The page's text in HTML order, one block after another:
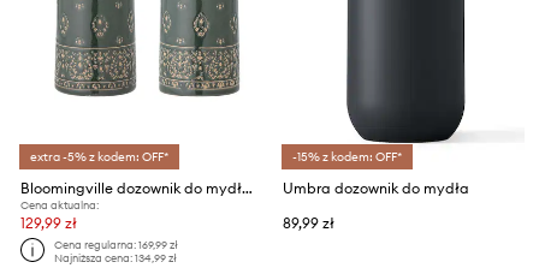
extra -5% z kodem: OFF*
Bloomingville dozownik do mydła i pojemnik na szczoteczki Cheran 2-pack
Cena aktualna:
129,99 zł
Cena regularna:169,99 zł
Najniższa cena:134,99 zł
-15% z kodem: OFF*
Umbra dozownik do mydła
89,99 zł